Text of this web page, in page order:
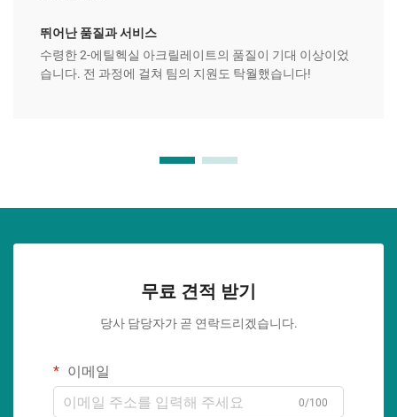
뛰어난 품질과 서비스
수령한 2-에틸헥실 아크릴레이트의 품질이 기대 이상이었
습니다. 전 과정에 걸쳐 팀의 지원도 탁월했습니다!
무료 견적 받기
당사 담당자가 곧 연락드리겠습니다.
이메일
0/100